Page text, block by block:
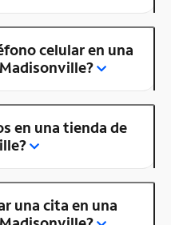
celular en una
en una tienda de
una cita en una